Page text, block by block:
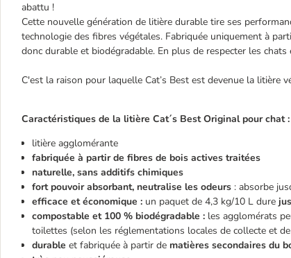
abattu !
Cette nouvelle génération de litière durable tire ses
technologie des fibres végétales. Fabriquée uniquement à
donc durable et biodégradable. En plus de respecter les
C'est la raison pour laquelle Cat’s Best est devenue la litière
Caractéristiques de la litière Cat´s Best Original pour chat :
litière agglomérante
fabriquée à partir de fibres de bois actives traitées
naturelle, sans additifs chimiques
fort pouvoir absorbant, neutralise les odeurs : absorbe
efficace et économique : un paquet de 4,3 kg/10 L dure
compostable et 100 % biodégradable : les agglomérats
toilettes (selon les réglementations locales de collecte et
durable et fabriquée à partir de matières secondaires du